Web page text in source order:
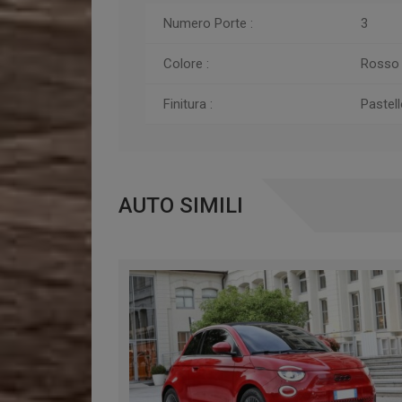
Numero Porte : 3
Colore : Rosso
Finitura :
AUTO SIMILI